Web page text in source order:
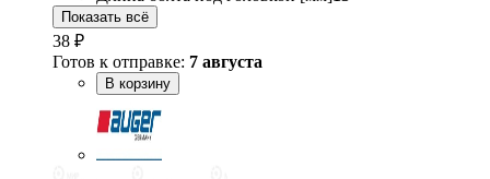
Показать всё
38 ₽
Готов к отправке: 7 августа
В корзину